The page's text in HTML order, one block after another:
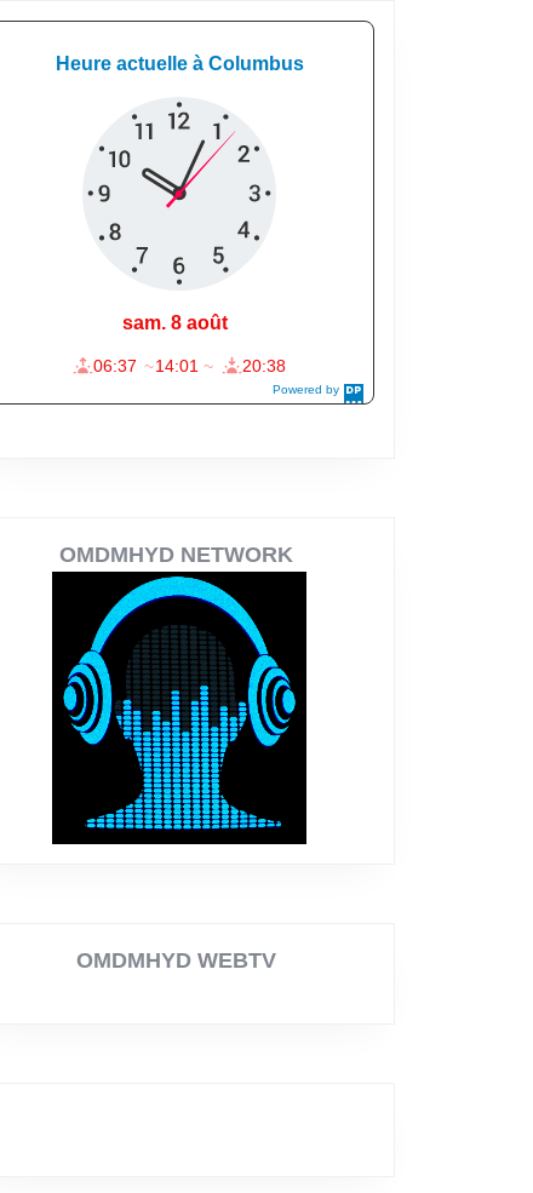
OMDMHYD NETWORK
OMDMHYD WEBTV